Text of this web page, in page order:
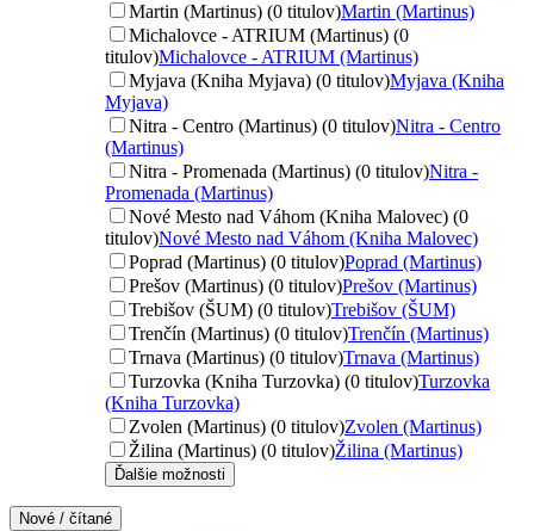
Martin (Martinus) (0 titulov)Martin (Martinus)
Michalovce - ATRIUM (Martinus) (0
titulov)Michalovce - ATRIUM (Martinus)
Myjava (Kniha Myjava) (0 titulov)Myjava (Kniha
Myjava)
Nitra - Centro (Martinus) (0 titulov)Nitra - Centro
(Martinus)
Nitra - Promenada (Martinus) (0 titulov)Nitra -
Promenada (Martinus)
Nové Mesto nad Váhom (Kniha Malovec) (0
titulov)Nové Mesto nad Váhom (Kniha Malovec)
Poprad (Martinus) (0 titulov)Poprad (Martinus)
Prešov (Martinus) (0 titulov)Prešov (Martinus)
Trebišov (ŠUM) (0 titulov)Trebišov (ŠUM)
Trenčín (Martinus) (0 titulov)Trenčín (Martinus)
Trnava (Martinus) (0 titulov)Trnava (Martinus)
Turzovka (Kniha Turzovka) (0 titulov)Turzovka
(Kniha Turzovka)
Zvolen (Martinus) (0 titulov)Zvolen (Martinus)
Žilina (Martinus) (0 titulov)Žilina (Martinus)
Ďalšie možnosti
Nové / čítané